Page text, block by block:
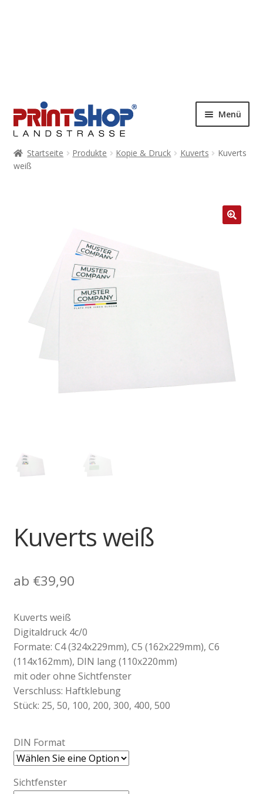
Menü
Startseite Produkte Kopie & Druck Kuverts
Kuverts
weiß
Kuverts weiß
ab €39,90
Kuverts weiß
Digitaldruck 4c/0
Formate: C4 (324x229mm), C5 (162x229mm), C6
(114x162mm), DIN lang (110x220mm)
mit oder ohne Sichtfenster
Verschluss: Haftklebung
Stück: 25, 50, 100, 200, 300, 400, 500
DIN Format
Sichtfenster